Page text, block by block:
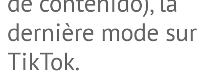
dernière mode sur
TikTok.